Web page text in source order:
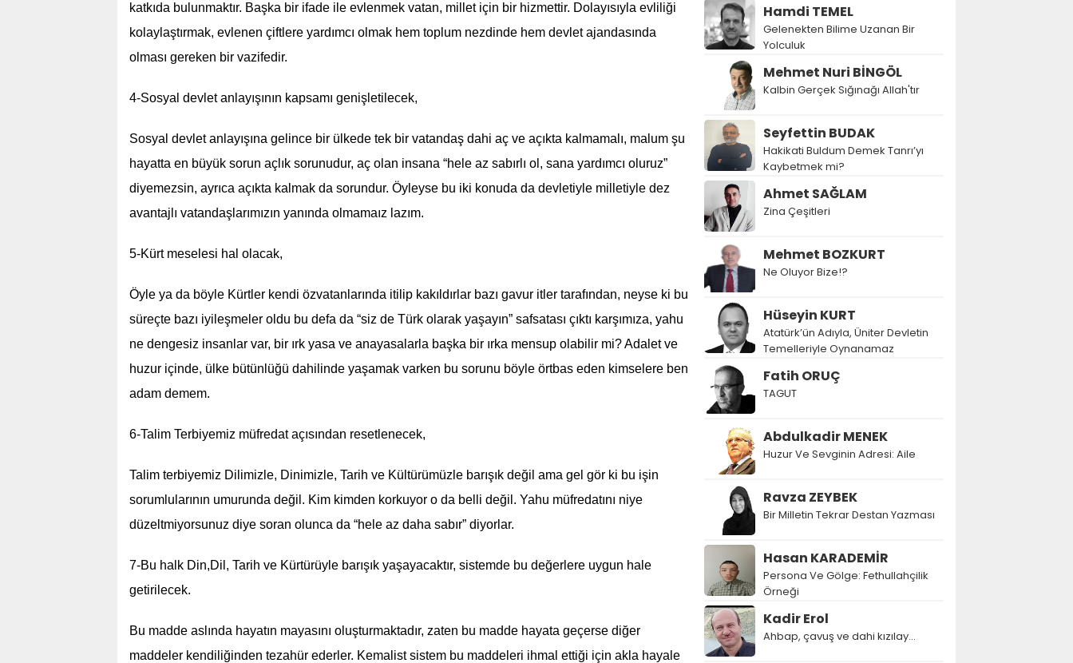
katkıda bulunmaktır. Başka bir ifade ile evlenmek vatan, millet için bir hizmettir. Dolayısıyla evliliği
kolaylaştırmak, evlenen çiftlere yardımcı olmak hem toplum nezdinde hem devlet ajandasında
olması gereken bir vazifedir.
4-Sosyal devlet anlayışının kapsamı genişletilecek,
Sosyal devlet anlayışına gelince bir ülkede tek bir vatandaş dahi aç ve açıkta kalmamalı, malum şu
hayatta en büyük sorun açlık sorunudur, aç olan insana “hele az sabırlı ol, sana yardımcı oluruz”
diyemezsin, ayrıca açıkta kalmak da sorundur. Öyleyse bu iki konuda da devletiyle milletiyle dez
avantajlı vatandaşlarımızın yanında olmamaız lazım.
5-Kürt meselesi hal olacak,
Öyle ya da böyle Kürtler kendi özvatanlarında itilip kakıldırlar bazı gavur itler tarafından, neyse ki bu
süreçte bazı iyileşmeler oldu bu defa da “siz de Türk olarak yaşayın” safsatası çıktı karşımıza, yahu
ne dengesiz insanlar var, bir ırk yasa ve anayasalarla başka bir ırka mensup olabilir mi? Adalet ve
huzur içinde, ülke bütünlüğü dahilinde yaşamak varken bu sorunu böyle örtbas eden kimselere ben
adam demem.
6-Talim Terbiyemiz müfredat açısından resetlenecek,
Talim terbiyemiz Dilimizle, Dinimizle, Tarih ve Kültürümüzle barışık değil ama gel gör ki bu işin
sorumlularının umurunda değil. Kim kimden korkuyor o da belli değil. Yahu müfredatını niye
düzeltmiyorsunuz diye soran olunca da “hele az daha sabır” diyorlar.
7-Bu halk Din,Dil, Tarih ve Kürtürüyle barışık yaşayacaktır, sistemde bu değerlere uygun hale
getirilecek.
Bu madde aslında hayatın mayasını oluşturmaktadır, zaten bu madde hayata geçerse diğer
maddeler kendiliğinden tezahür ederler. Kemalist sistem bu maddeleri ihmal ettiği için akla hayale
Hamdi TEMEL
Gelenekten Bilime Uzanan Bir
Yolculuk
Mehmet Nuri BİNGÖL
Kalbin Gerçek Sığınağı Allah'tır
Seyfettin BUDAK
Hakikati Buldum Demek Tanrı’yı
Kaybetmek mi?
Ahmet SAĞLAM
Zina Çeşitleri
Mehmet BOZKURT
Ne Oluyor Bize!?
Hüseyin KURT
Atatürk’ün Adıyla, Üniter Devletin
Temelleriyle Oynanamaz
Fatih ORUÇ
TAGUT
Abdulkadir MENEK
Huzur Ve Sevginin Adresi: Aile
Ravza ZEYBEK
Bir Milletin Tekrar Destan Yazması
Hasan KARADEMİR
Persona Ve Gölge: Fethullahçilik
Örneği
Kadir Erol
Ahbap, çavuş ve dahi kızılay...